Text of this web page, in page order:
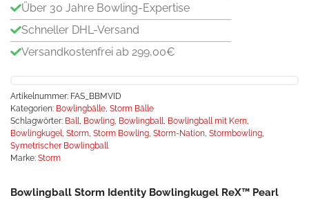
Über 30 Jahre Bowling-Expertise
Schneller DHL-Versand
Versandkostenfrei ab 299,00€
Artikelnummer: FAS_BBMVID
Kategorien: Bowlingbälle, Storm Bälle
Schlagwörter: Ball, Bowling, Bowlingball, Bowlingball mit Kern,
Bowlingkugel, Storm, Storm Bowling, Storm-Nation, Stormbowling,
Symetrischer Bowlingball
Marke: Storm
Bowlingball Storm Identity Bowlingkugel ReX™ Pearl